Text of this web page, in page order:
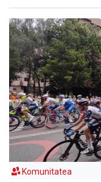
Komunitatea